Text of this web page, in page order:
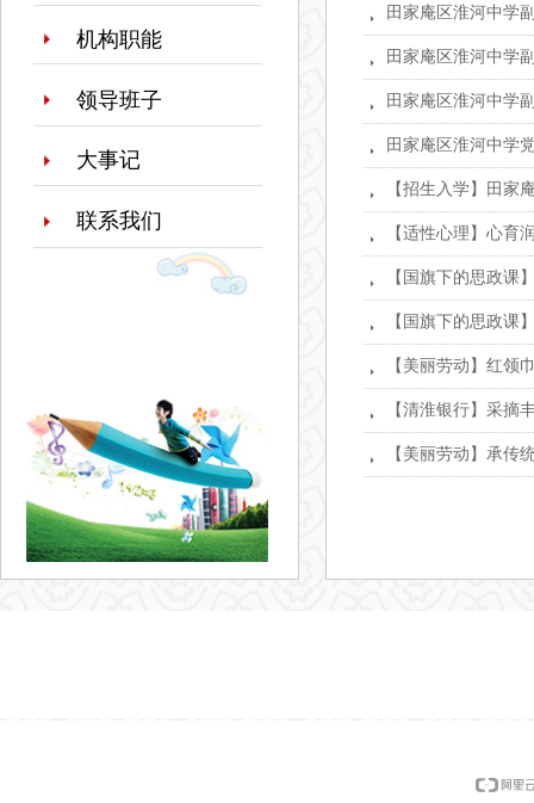
机构职能
领导班子
大事记
联系我们
뀧 田家庵区淮河中学
뀧 田家庵区淮河中学
뀧 田家庵区淮河中学
뀧 田家庵区淮河中学
뀧 【招生入学】田家
뀧 【适性心理】心
뀧 【国旗下的思政
뀧 【国旗下的思政
뀧 【美丽劳动】红
뀧 【清淮银行】采
뀧 【美丽劳动】承